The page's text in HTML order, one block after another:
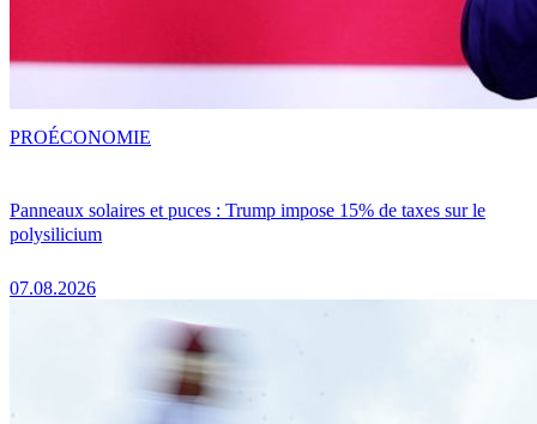
Panneaux solaires et puces : Trump impose 15% de taxes sur le
polysilicium
07.08.2026
PROÉCONOMIE